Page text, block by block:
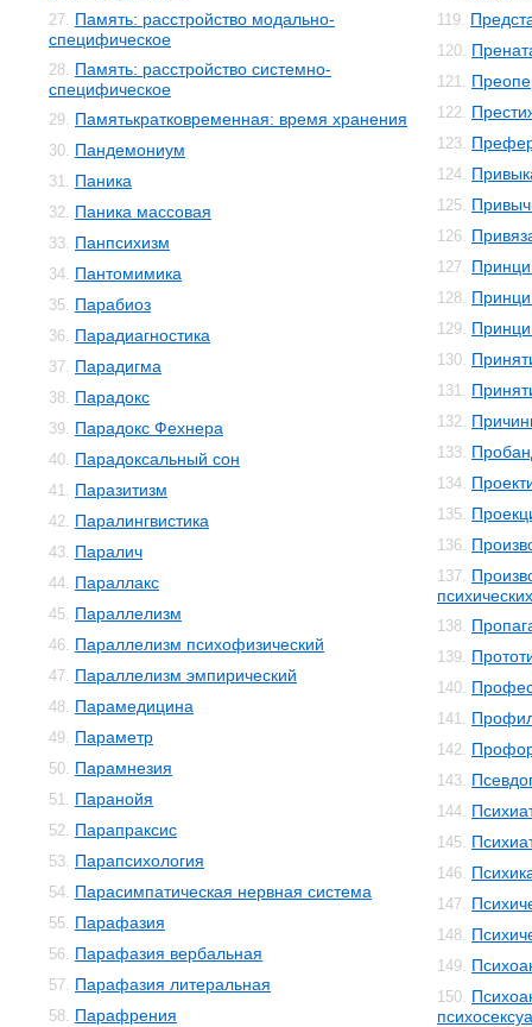
27. Память: расстройство модально-
специфическое
28. Память: расстройство системно-
специфическое
29. Памятькратковременная: время хранения
30. Пандемониум
31. Паника
32. Паника массовая
33. Панпсихизм
34. Пантомимика
35. Парабиоз
36. Парадиагностика
37. Парадигма
38. Парадокс
39. Парадокс Фехнера
40. Парадоксальный сон
41. Паразитизм
42. Паралингвистика
43. Паралич
44. Параллакс
45. Параллелизм
46. Параллелизм психофизический
47. Параллелизм эмпирический
48. Парамедицина
49. Параметр
50. Парамнезия
51. Паранойя
52. Парапраксис
53. Парапсихология
54. Парасимпатическая нервная система
55. Парафазия
56. Парафазия вербальная
57. Парафазия литеральная
58. Парафрения
119.
120.
121.
122.
123.
124.
125.
126.
127.
128.
129.
130.
131.
132.
133.
134.
135.
136.
137.
138.
139.
140.
141.
142.
143.
144.
145.
146.
147.
148.
149.
150.